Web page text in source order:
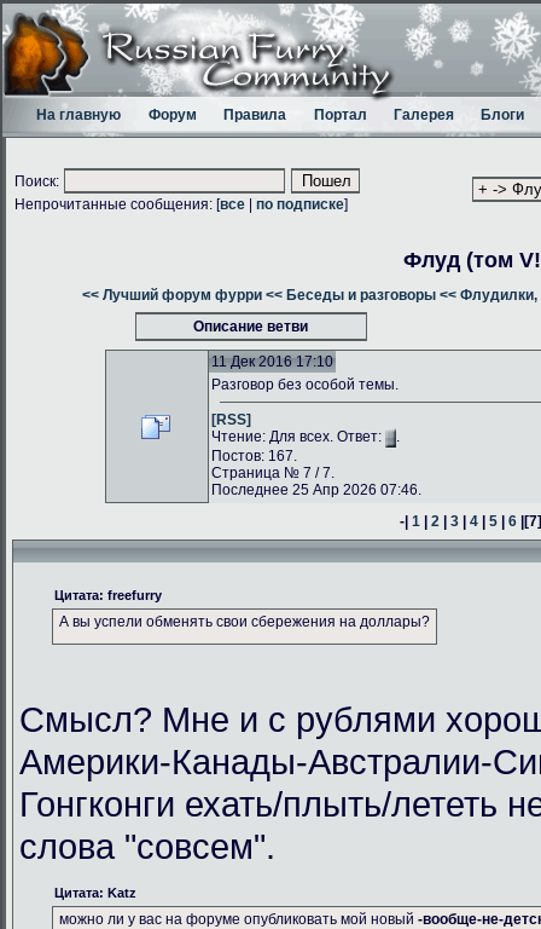
На главную Форум Правила Портал Галерея Блоги
Поиск:
Непрочитанные сообщения: [все по подписке]
Флуд (том
<< Лучший форум фурри << Беседы и разговоры << Флудилки,
Описание ветви
11 Дек 2016 17:10
Разговор без особой темы.
[RSS]
Чтение: Для всех. Ответ:
.
Постов: 167.
Страница № 7 / 7.
Последнее 25 Апр 2026 07:46.
-|1 |2 |3 |4 |5 |6 |
Цитата: freefurry
А вы успели обменять свои сбережения на доллары?
Смысл? Мне и с рублями
Америки-Канады-Австралии-
Гонгконги ехать/плыть/лететь
слова "совсем".
Цитата: Katz
можно ли у вас на форуме опубликовать мой новый -вообще-не-